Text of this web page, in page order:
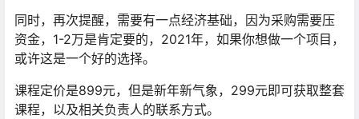
同时，再次提醒，需要有一点经济基础，因为采购需要压
资金，1-2万是肯定要的，2021年，如果你想做一个项目，
或许这是一个好的选择。
课程定价是899元，但是新年新气象，299元即可获取整套
课程，以及相关负责人的联系方式。